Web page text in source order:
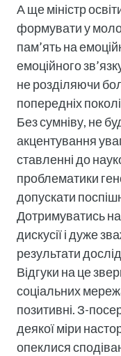
А ще міністр
формувати у
пам’ять на
емоційного
не розділяючи
попередніх
Без сумніву, не
акцентування
ставленні до
проблематики
допускати
Дотримуватись
дискусії і дуже
результати
Відгуки на це
соціальних
позитивні. З-
деякої міри
опеклися